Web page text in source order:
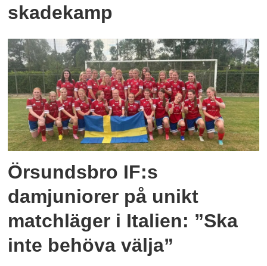
skadekamp
Örsundsbro IF:s
damjuniorer på unikt
matchläger i Italien: ”Ska
inte behöva välja”